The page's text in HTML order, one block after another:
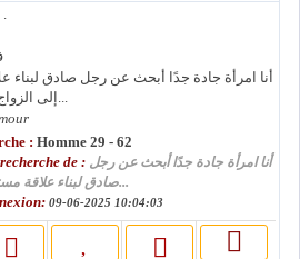
.
أنا امرأة جادة جدًا أبحث عن رجل صادق لبناء
إلى الزواج تذكير للرجال غير الجادين . افظل...
: Homme 29 - 62
de : أنا امرأة جادة جدًا أبحث عن رجل
صادق لبناء علاقة مستقرة...
09-06-2025 10:04:03